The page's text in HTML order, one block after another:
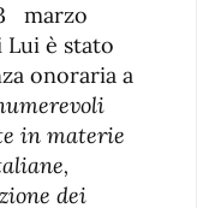
marzo
Lui è stato
onoraria a
in materie
dei